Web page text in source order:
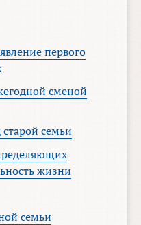
первого
сменой
старой семьи
жизни
семьи